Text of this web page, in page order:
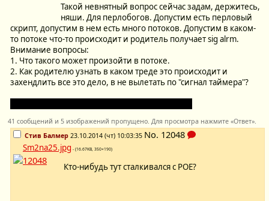
Такой невнятный вопрос сейчас задам, держитесь,
няши. Для перлобогов. Допустим есть перловый
скрипт, допустим в нем есть много потоков. Допустим в каком-
то потоке что-то происходит и родитель получает sig alrm.
Внимание вопросы:
1. Что такого может произойти в потоке.
2. Как родителю узнать в каком треде это происходит и
захендлить все это дело, в не вылетать по "сигнал таймера"?
41 сообщений и 5 изображений пропущено. Для просмотра нажмите «Ответ».
Стив Балмер 23.10.2014 (чт) 10:03:35 No. 12048
Sm2na25.jpg - (16.67KB, 350×190)
Кто-нибудь тут сталкивался с POE?